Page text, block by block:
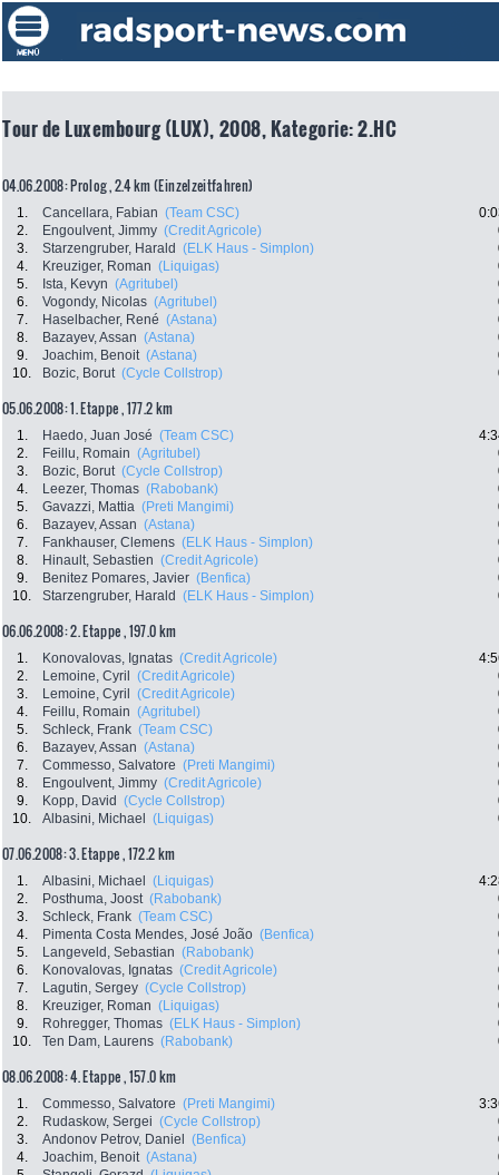
Tour de Luxembourg (LUX), 2008, Kategorie: 2.HC
04.06.2008: Prolog , 2.4 km (Einzelzeitfahren)
1. Cancellara, Fabian (Team CSC)
2.
Engoulvent, Jimmy (Credit Agricole)
3.
Starzengruber, Harald (ELK Haus - Simplon)
4.
Kreuziger, Roman (Liquigas)
5.
Ista, Kevyn (Agritubel)
6.
Vogondy, Nicolas (Agritubel)
7.
Haselbacher, René (Astana)
8.
Bazayev, Assan (Astana)
9.
Joachim, Benoit (Astana)
10.
Bozic, Borut (Cycle Collstrop)
05.06.2008: 1. Etappe , 177.2 km
1. Haedo, Juan José (Team CSC)
2.
Feillu, Romain (Agritubel)
3.
Bozic, Borut (Cycle Collstrop)
4.
Leezer, Thomas (Rabobank)
5.
Gavazzi, Mattia (Preti Mangimi)
6.
Bazayev, Assan (Astana)
7.
Fankhauser, Clemens (ELK Haus - Simplon)
8.
Hinault, Sebastien (Credit Agricole)
9.
Benitez Pomares, Javier (Benfica)
10.
Starzengruber, Harald (ELK Haus - Simplon)
06.06.2008: 2. Etappe , 197.0 km
1. Konovalovas, Ignatas (Credit Agricole)
2.
Lemoine, Cyril (Credit Agricole)
3.
Lemoine, Cyril (Credit Agricole)
4.
Feillu, Romain (Agritubel)
5.
Schleck, Frank (Team CSC)
6.
Bazayev, Assan (Astana)
7.
Commesso, Salvatore (Preti Mangimi)
8.
Engoulvent, Jimmy (Credit Agricole)
9.
Kopp, David (Cycle Collstrop)
10.
Albasini, Michael (Liquigas)
07.06.2008: 3. Etappe , 172.2 km
1. Albasini, Michael (Liquigas)
2.
Posthuma, Joost (Rabobank)
3.
Schleck, Frank (Team CSC)
4.
Pimenta Costa Mendes, José João (Benfica)
5.
Langeveld, Sebastian (Rabobank)
6.
Konovalovas, Ignatas (Credit Agricole)
7.
Lagutin, Sergey (Cycle Collstrop)
8.
Kreuziger, Roman (Liquigas)
9.
Rohregger, Thomas (ELK Haus - Simplon)
10.
Ten Dam, Laurens (Rabobank)
08.06.2008: 4. Etappe , 157.0 km
1. Commesso, Salvatore (Preti Mangimi)
2.
Rudaskow, Sergei (Cycle Collstrop)
3.
Andonov Petrov, Daniel (Benfica)
4.
Joachim, Benoit (Astana)